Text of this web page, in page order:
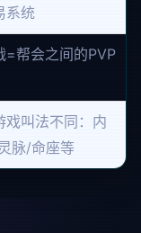
系统
=帮会之间的PVP
戏叫法不同：内
脉/命座等